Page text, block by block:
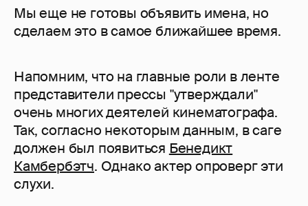
Мы еще не готовы объявить имена, но
сделаем это в самое ближайшее время.
Напомним, что на главные роли в ленте
представители прессы "утверждали"
очень многих деятелей кинематографа.
Так, согласно некоторым данным, в саге
должен был появиться Бенедикт
Камбербэтч. Однако актер опроверг эти
слухи.